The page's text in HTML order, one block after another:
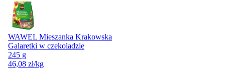
WAWEL Mieszanka Krakowska
Galaretki w czekoladzie
245 g
46,08 zł/kg